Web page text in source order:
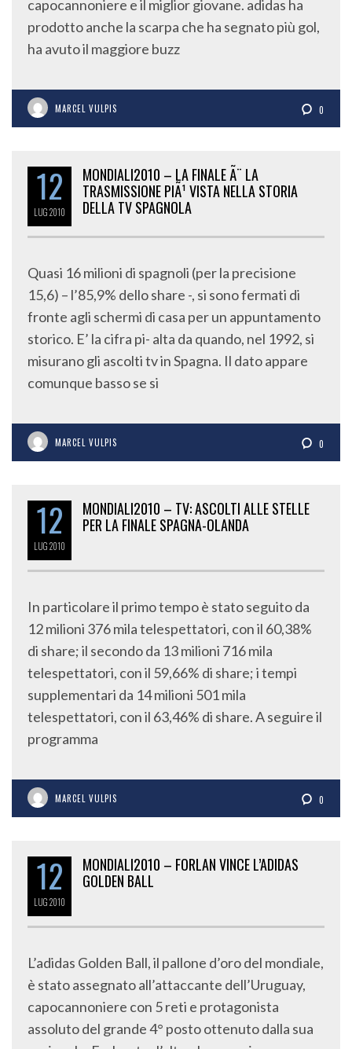
capocannoniere e il miglior giovane. adidas ha
prodotto anche la scarpa che ha segnato più gol,
ha avuto il maggiore buzz
MARCEL VULPIS 0
12
LUG2010
MONDIALI2010 – LA FINALE Ã¨ LA
TRASMISSIONE PIÃ¹ VISTA NELLA STORIA
DELLA TV SPAGNOLA
Quasi 16 milioni di spagnoli (per la precisione
15,6) – l’85,9% dello share -, si sono fermati di
fronte agli schermi di casa per un appuntamento
storico. E’ la cifra pi- alta da quando, nel 1992, si
misurano gli ascolti tv in Spagna. Il dato appare
comunque basso se si
MARCEL VULPIS 0
12
LUG2010
MONDIALI2010 – TV: ASCOLTI ALLE STELLE
PER LA FINALE SPAGNA-OLANDA
In particolare il primo tempo è stato seguito da
12 milioni 376 mila telespettatori, con il 60,38%
di share; il secondo da 13 milioni 716 mila
telespettatori, con il 59,66% di share; i tempi
supplementari da 14 milioni 501 mila
telespettatori, con il 63,46% di share. A seguire il
programma
MARCEL VULPIS 0
12
LUG2010
MONDIALI2010 – FORLAN VINCE L’ADIDAS
GOLDEN BALL
L’adidas Golden Ball, il pallone d’oro del mondiale,
è stato assegnato all’attaccante dell’Uruguay,
capocannoniere con 5 reti e protagonista
assoluto del grande 4° posto ottenuto dalla sua